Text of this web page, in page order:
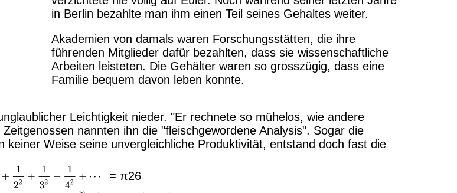
in Berlin bezahlte man ihm einen Teil seines Gehaltes weiter.
Akademien von damals waren Forschungsstätten, die ihre
führenden Mitglieder dafür bezahlten, dass sie wissenschaftliche
Arbeiten leisteten. Die Gehälter waren so grosszügig, dass eine
Familie bequem davon leben konnte.
Leichtigkeit nieder. "Er rechnete so mühelos, wie andere
nannten ihn die "fleischgewordene Analysis". Sogar die
Weise seine unvergleichliche Produktivität, entstand doch fast die
= π26